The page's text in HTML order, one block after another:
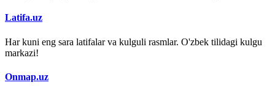
Latifa.uz
Har kuni eng sara latifalar va kulguli rasmlar. O'zbek tilidagi kulgu
markazi!
Onmap.uz